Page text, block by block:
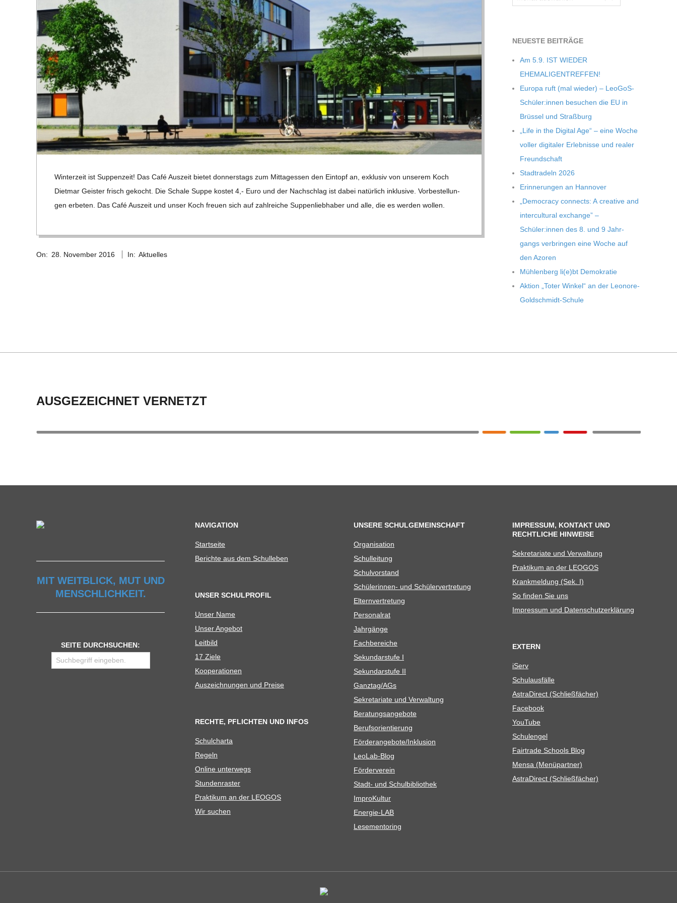
R
E
-
G
O
L
D
C
D
-
S
H
U
E
Win­ter­zeit ist Sup­pen­zeit! Das Café Aus­zeit bie­tet don­ners­tags zum Mit­tag­essen den Ein­topf an, exklu­siv von unse­rem Koch
Diet­mar Geis­ter frisch gekocht. Die Schale Suppe kos­tet 4,- Euro und der Nach­schlag ist dabei natür­lich inklu­sive. Vor­be­stel­lun­
gen erbe­ten. Das Café Aus­zeit und unser Koch freuen sich auf zahl­rei­che Sup­pen­lieb­ha­ber und alle, die es wer­den wollen.
11-
On: 28. November 2016 In: Aktuelles
NEU­ESTE BEITRÄGE
Am 5.9. IST WIEDER
EHEMALIGENTREFFEN!
Europa ruft (mal wie­der) – LeoGoS-
Schüler:innen besu­chen die EU in
Brüs­sel und Straßburg
„Life in the Digi­tal Age“ – eine Woche
vol­ler digi­ta­ler Erleb­nisse und rea­ler
Freundschaft
Stadt­ra­deln 2026
Erin­ne­run­gen an Hannover
„Demo­cracy con­nects: A crea­tive and
inter­cul­tu­ral exch­ange” –
Schüler:innen des 8. und 9 Jahr­
gangs ver­brin­gen eine Woche auf
den Azoren
Müh­len­berg li(e)bt Demokratie
Aktion „Toter Win­kel“ an der Leonore-
Goldschmidt-Schule
AUSGEZEICHNET VERNETZT
MIT WEITBLICK, MUT UND
MENSCHLICHKEIT.
SEITE DURCHSUCHEN:
NAVIGATION
Start­seite
Berichte aus dem Schulleben
UNSER SCHULPROFIL
Unser Name
Unser Ange­bot
Leit­bild
17 Ziele
Koope­ra­tio­nen
Aus­zeich­nun­gen und Preise
RECHTE, PFLICHTEN UND INFOS
Schul­charta
Regeln
Online unter­wegs
Stun­den­ras­ter
Prak­ti­kum an der LEOGOS
Wir suchen
UNSERE SCHULGEMEINSCHAFT
Orga­ni­sa­tion
Schul­lei­tung
Schul­vor­stand
Schü­le­rin­nen- und Schülervertretung
Eltern­ver­tre­tung
Per­so­nal­rat
Jahr­gänge
Fach­be­rei­che
Sekun­dar­stufe I
Sekun­dar­stufe II
Ganztag/​​AGs
Sekre­ta­riate und Verwaltung
Bera­tungs­an­ge­bote
Berufs­ori­en­tie­rung
Förderangebote/​​Inklusion
Leo­Lab-Blog
För­der­ver­ein
Stadt- und Schulbibliothek
Impro­Kul­tur
Ener­­gie-LAB
Lese­men­to­ring
IMPRESSUM, KONTAKT UND
RECHTLICHE HINWEISE
Sekre­ta­riate und Verwaltung
Prak­ti­kum an der LEOGOS
Krank­mel­dung (Sek. I)
So fin­den Sie uns
Impres­sum und Datenschutzerklärung
EXTERN
iServ
Schul­aus­fälle
Astra­Di­rect (Schließ­fä­cher)
Face­book
You­Tube
Schul­en­gel
Fair­trade Schools Blog
Mensa (Menü­part­ner)
Astra­Di­rect (Schließ­fä­cher)